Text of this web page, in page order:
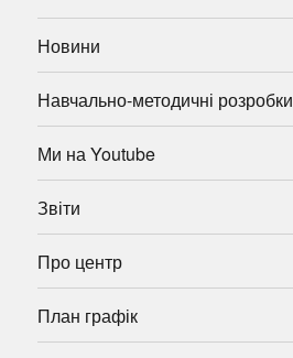
Новини
Навчально-методичні розробки
Ми на Youtube
Звіти
Про центр
План графік